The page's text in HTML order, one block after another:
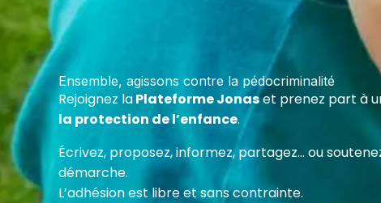
Ensemble, agissons contre la pédocriminalité
Rejoignez laPlateforme Jonaset prenez part à
la protection de l’enfance.
Écrivez, proposez, informez, partagez… ou
démarche.
L’adhésion est libre et sans contrainte.
écoles,
Cette
des
en